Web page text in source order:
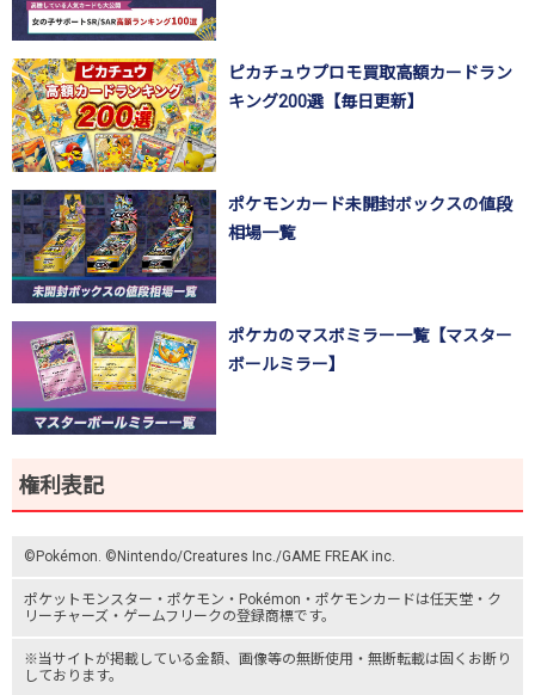
ピカチュウプロモ買取高額カードラン
キング200選【毎日更新】
ポケモンカード未開封ボックスの値段
相場一覧
ポケカのマスボミラー一覧【マスター
ボールミラー】
権利表記
©Pokémon. ©Nintendo/Creatures Inc./GAME FREAK inc.
ポケットモンスター ・ポケモン・Pokémon・ ポケモンカードは任天堂・ ク
リーチャーズ ・ ゲームフリークの登録商標です。
※当サイトが掲載している金額、画像等の無断使用・無断転載は固くお断り
しております。